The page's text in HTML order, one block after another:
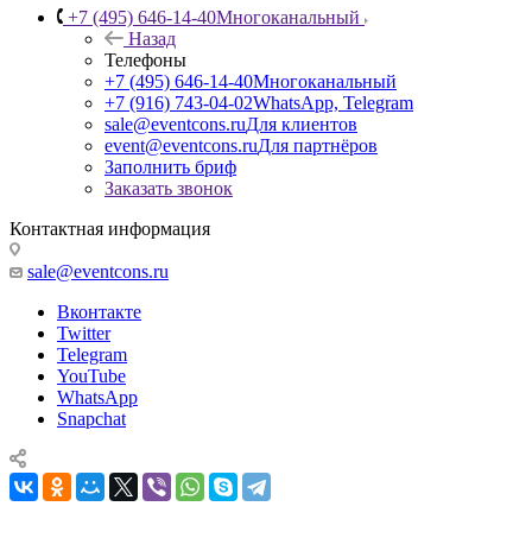
+7 (495) 646-14-40Многоканальный
Назад
Телефоны
+7 (495) 646-14-40Многоканальный
+7 (916) 743-04-02WhatsApp, Telegram
sale@eventcons.ruДля клиентов
event@eventcons.ruДля партнёров
Заполнить бриф
Заказать звонок
Контактная информация
sale@eventcons.ru
Вконтакте
Twitter
Telegram
YouTube
WhatsApp
Snapchat